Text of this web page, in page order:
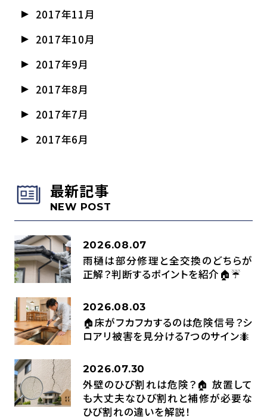
2017年11月
2017年10月
2017年9月
2017年8月
2017年7月
2017年6月
最新記事
NEW POST
2026.08.07
雨樋は部分修理と全交換のどちらが
正解？判断するポイントを紹介🏠☔
2026.08.03
🏠床がフカフカするのは危険信号？シ
ロアリ被害を見分ける7つのサイン🐜
2026.07.30
外壁のひび割れは危険？🏠 放置して
も大丈夫なひび割れと補修が必要な
ひび割れの違いを解説！